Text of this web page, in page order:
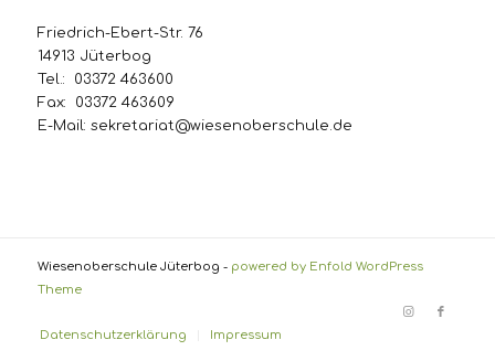
Friedrich-Ebert-Str. 76
14913 Jüterbog
Tel.: 03372 463600
Fax: 03372 463609
E-Mail: sekretariat@wiesenoberschule.de
Wiesenoberschule Jüterbog - powered by Enfold WordPress
Theme
Datenschutzerklärung Impressum